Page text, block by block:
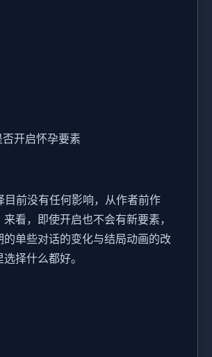
否开启怀孕要素
目前没有任何影响，从作者前作
来看，即使开启也不会有新要素，
的单些对话的变化与结局动画的改
择什么都好。